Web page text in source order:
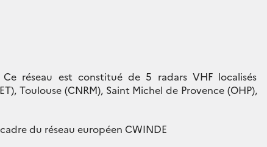
réseau est constitué de 5 radars VHF localisés
Toulouse (CNRM), Saint Michel de Provence (OHP),
du réseau européen CWINDE